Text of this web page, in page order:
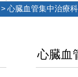
> 心臓血管集中治療科
心臓血